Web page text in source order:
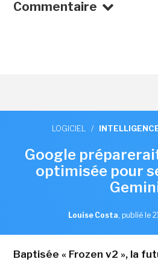
Commentaire
LOGICIEL /
Google
optimisée pour
Louise Costa, publié le
Baptisée « Frozen v2 », la